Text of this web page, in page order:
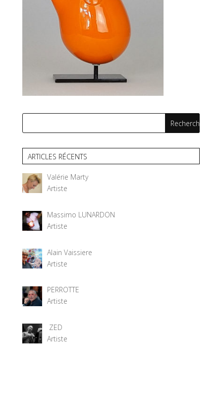
ARTICLES RÉCENTS
Valérie Marty
Artiste
Massimo LUNARDON
Artiste
Alain Vaissiere
Artiste
PERROTTE
Artiste
ZED
Artiste